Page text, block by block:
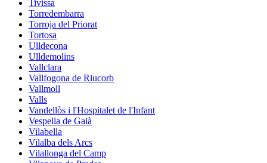
Tivissa
Torredembarra
Torroja del Priorat
Tortosa
Ulldecona
Ulldemolins
Vallclara
Vallfogona de Riucorb
Vallmoll
Valls
Vandellòs i l'Hospitalet de l'Infant
Vespella de Gaià
Vilabella
Vilalba dels Arcs
Vilallonga del Camp